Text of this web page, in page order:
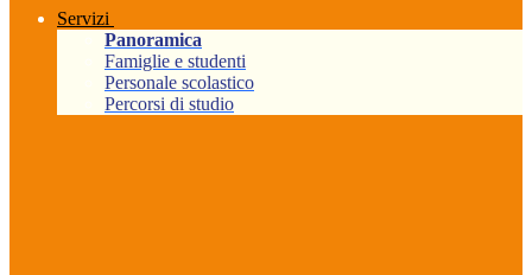
Servizi
Panoramica
Famiglie e studenti
Personale scolastico
Percorsi di studio